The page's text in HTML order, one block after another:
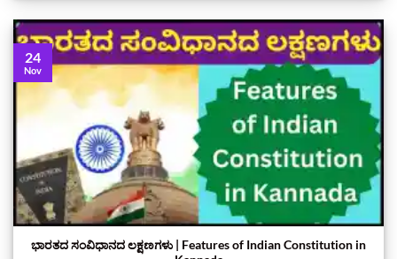
ಭಾರತದ ಸಂವಿಧಾನದ ಲಕ್ಷಣಗಳು | Features of Indian Constitution in
24
Nov